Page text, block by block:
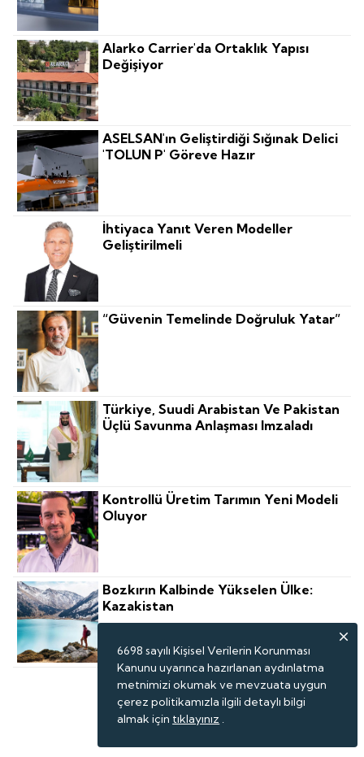
Alarko Carrier'da Ortaklık Yapısı
Değişiyor
ASELSAN'ın Geliştirdiği Sığınak Delici
'TOLUN P' Göreve Hazır
İhtiyaca Yanıt Veren Modeller
Geliştirilmeli
“Güvenin Temelinde Doğruluk Yatar”
Türkiye, Suudi Arabistan Ve Pakistan
Üçlü Savunma Anlaşması Imzaladı
Kontrollü Üretim Tarımın Yeni Modeli
Oluyor
Bozkırın Kalbinde Yükselen Ülke:
Kazakistan
6698 sayılı Kişisel Verilerin Korunması
Kanunu uyarınca hazırlanan aydınlatma
metnimizi okumak ve mevzuata uygun
çerez politikamızla ilgili detaylı bilgi
almak için tıklayınız .